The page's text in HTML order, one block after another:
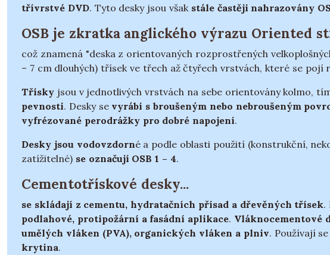
třívrstvé DVD. Tyto desky jsou všakstále častěji nahrazovány
OSB je zkratka anglického výrazu Oriented
což znamená "deska z orientovaných rozprostřených
– 7 cm dlouhých) třísek ve třech až čtyřech vrstvách, které se pojí
Třísky jsou v jednotlivých vrstvách na sebe orientovány kolmo,
pevnosti. Desky sevyrábí s broušeným nebo nebroušeným
vyfrézované perodrážky pro dobré napojení.
Desky jsou vodovzdorné a podle oblasti použití (konstrukční,
zatížitelné) se označují OSB 1 – 4.
Cementotřískové desky...
se skládají z cementu, hydratačních přísad a dřevěných třísek.
podlahové, protipožární a fasádní aplikace. Vláknocementové
umělých vláken (PVA), organických vláken a plniv. Používají
krytina.